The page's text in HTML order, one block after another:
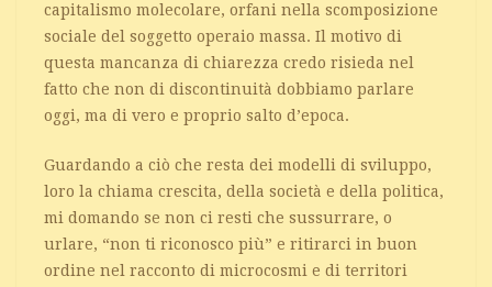
capitalismo molecolare, orfani nella scomposizione
sociale del soggetto operaio massa. Il motivo di
questa mancanza di chiarezza credo risieda nel
fatto che non di discontinuità dobbiamo parlare
oggi, ma di vero e proprio salto d’epoca.
Guardando a ciò che resta dei modelli di sviluppo,
loro la chiama crescita, della società e della politica,
mi domando se non ci resti che sussurrare, o
urlare, “non ti riconosco più” e ritirarci in buon
ordine nel racconto di microcosmi e di territori